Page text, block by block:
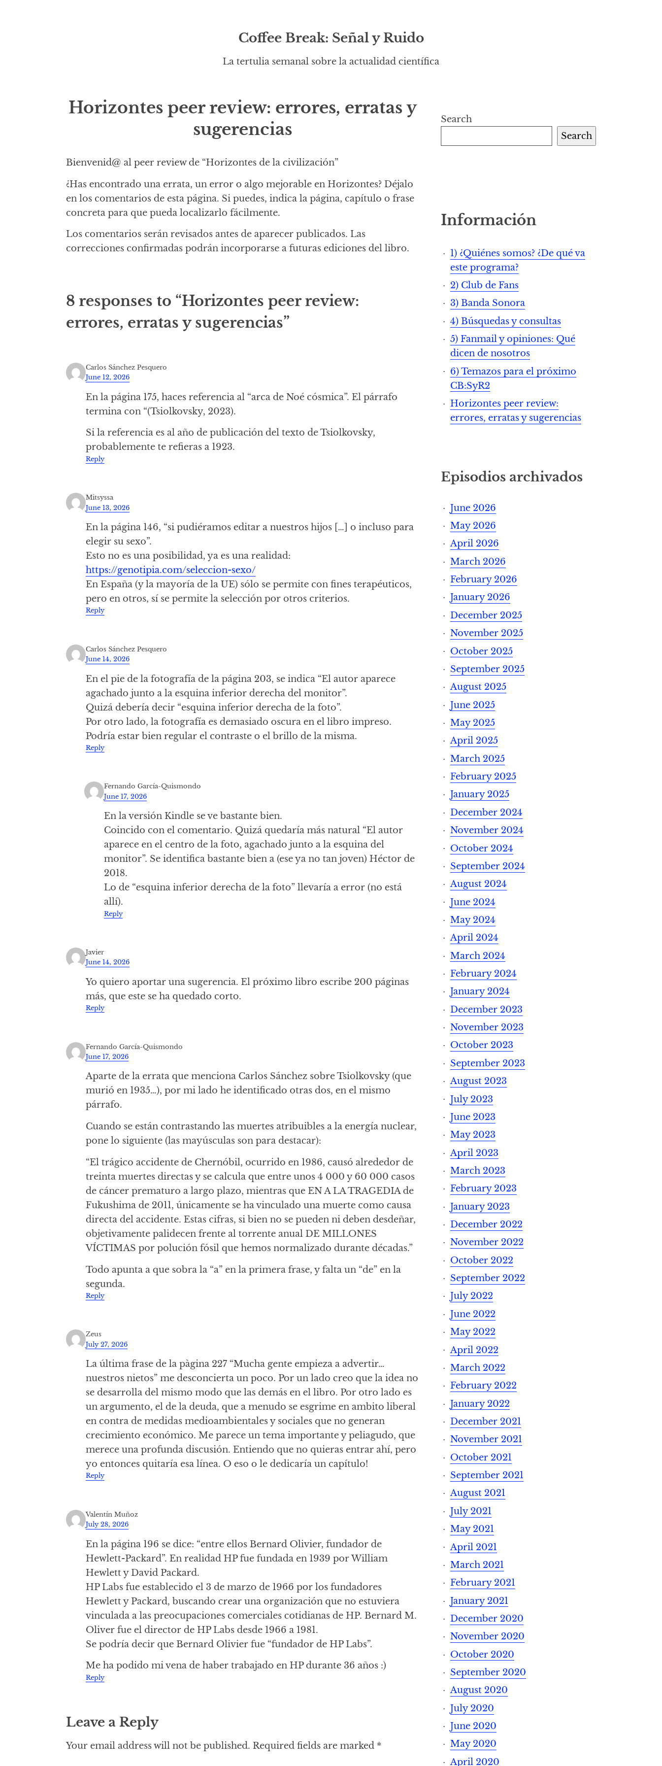
Coffee Break: Señal y Ruido
La tertulia semanal sobre la actualidad científica
Horizontes peer review: errores, erratas y
sugerencias
Bienvenid@ al peer review de “Horizontes de la civilización”
¿Has encontrado una errata, un error o algo mejorable en Horizontes? Déjalo
en los comentarios de esta página. Si puedes, indica la página, capítulo o frase
concreta para que pueda localizarlo fácilmente.
Los comentarios serán revisados antes de aparecer publicados. Las
correcciones confirmadas podrán incorporarse a futuras ediciones del libro.
8 responses to “Horizontes peer review:
errores, erratas y sugerencias”
Carlos Sánchez Pesquero
June 12, 2026
En la página 175, haces referencia al “arca de Noé cósmica”. El párrafo
termina con “(Tsiolkovsky, 2023).
Si la referencia es al año de publicación del texto de Tsiolkovsky,
probablemente te refieras a 1923.
Reply
Mitsyssa
June 13, 2026
En la página 146, “si pudiéramos editar a nuestros hijos […] o incluso para
elegir su sexo”.
Esto no es una posibilidad, ya es una realidad:
https://genotipia.com/seleccion-sexo/
En España (y la mayoría de la UE) sólo se permite con fines terapéuticos,
pero en otros, sí se permite la selección por otros criterios.
Reply
Carlos Sánchez Pesquero
June 14, 2026
En el pie de la fotografía de la página 203, se indica “El autor aparece
agachado junto a la esquina inferior derecha del monitor”.
Quizá debería decir “esquina inferior derecha de la foto”.
Por otro lado, la fotografía es demasiado oscura en el libro impreso.
Podría estar bien regular el contraste o el brillo de la misma.
Reply
Fernando García-Quismondo
June 17, 2026
En la versión Kindle se ve bastante bien.
Coincido con el comentario. Quizá quedaría más natural “El autor
aparece en el centro de la foto, agachado junto a la esquina del
monitor”. Se identifica bastante bien a (ese ya no tan joven) Héctor de
2018.
Lo de “esquina inferior derecha de la foto” llevaría a error (no está
allí).
Reply
Javier
June 14, 2026
Yo quiero aportar una sugerencia. El próximo libro escribe 200 páginas
más, que este se ha quedado corto.
Reply
Fernando García-Quismondo
June 17, 2026
Aparte de la errata que menciona Carlos Sánchez sobre Tsiolkovsky (que
murió en 1935…), por mi lado he identificado otras dos, en el mismo
párrafo.
Cuando se están contrastando las muertes atribuibles a la energía nuclear,
pone lo siguiente (las mayúsculas son para destacar):
“El trágico accidente de Chernóbil, ocurrido en 1986, causó alrededor de
treinta muertes directas y se calcula que entre unos 4 000 y 60 000 casos
de cáncer prematuro a largo plazo, mientras que EN A LA TRAGEDIA de
Fukushima de 2011, únicamente se ha vinculado una muerte como causa
directa del accidente. Estas cifras, si bien no se pueden ni deben desdeñar,
objetivamente palidecen frente al torrente anual DE MILLONES
VÍCTIMAS por polución fósil que hemos normalizado durante décadas.”
Todo apunta a que sobra la “a” en la primera frase, y falta un “de” en la
segunda.
Reply
Zeus
July 27, 2026
La última frase de la pàgina 227 “Mucha gente empieza a advertir…
nuestros nietos” me desconcierta un poco. Por un lado creo que la idea no
se desarrolla del mismo modo que las demás en el libro. Por otro lado es
un argumento, el de la deuda, que a menudo se esgrime en ambito liberal
en contra de medidas medioambientales y sociales que no generan
crecimiento económico. Me parece un tema importante y peliagudo, que
merece una profunda discusión. Entiendo que no quieras entrar ahí, pero
yo entonces quitaría esa línea. O eso o le dedicaría un capítulo!
Reply
Valentín Muñoz
July 28, 2026
En la página 196 se dice: “entre ellos Bernard Olivier, fundador de
Hewlett-Packard”. En realidad HP fue fundada en 1939 por William
Hewlett y David Packard.
HP Labs fue establecido el 3 de marzo de 1966 por los fundadores
Hewlett y Packard, buscando crear una organización que no estuviera
vinculada a las preocupaciones comerciales cotidianas de HP. Bernard M.
Oliver fue el director de HP Labs desde 1966 a 1981.
Se podría decir que Bernard Olivier fue “fundador de HP Labs”.
Me ha podido mi vena de haber trabajado en HP durante 36 años :)
Reply
Leave a Reply
Your email address will not be published. Required fields are marked *
Search
Search
Información
1) ¿Quiénes somos? ¿De qué va
este programa?
2) Club de Fans
3) Banda Sonora
4) Búsquedas y consultas
5) Fanmail y opiniones: Qué
dicen de nosotros
6) Temazos para el próximo
CB:SyR2
Horizontes peer review:
errores, erratas y sugerencias
Episodios archivados
June 2026
May 2026
April 2026
March 2026
February 2026
January 2026
December 2025
November 2025
October 2025
September 2025
August 2025
June 2025
May 2025
April 2025
March 2025
February 2025
January 2025
December 2024
November 2024
October 2024
September 2024
August 2024
June 2024
May 2024
April 2024
March 2024
February 2024
January 2024
December 2023
November 2023
October 2023
September 2023
August 2023
July 2023
June 2023
May 2023
April 2023
March 2023
February 2023
January 2023
December 2022
November 2022
October 2022
September 2022
July 2022
June 2022
May 2022
April 2022
March 2022
February 2022
January 2022
December 2021
November 2021
October 2021
September 2021
August 2021
July 2021
May 2021
April 2021
March 2021
February 2021
January 2021
December 2020
November 2020
October 2020
September 2020
August 2020
July 2020
June 2020
May 2020
April 2020